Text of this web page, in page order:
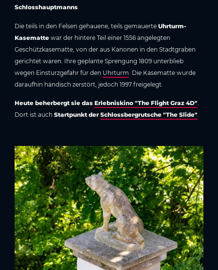
Schlosshauptmanns.
Die teils in den Felsen gehauene, teils gemauerte Uhrturm-
Kasematte war der hintere Teil einer 1556 angelegten
Geschützkasematte, von der aus Kanonen in den Stadtgraben
gerichtet waren. Ihre geplante Sprengung 1809 unterblieb
wegen Einsturzgefahr für den Uhrturm . Die Kasematte wurde
daraufhin händisch zerstört, jedoch 1997 freigelegt.
Heute beherbergt sie das Erlebniskino "The Flight Graz 4D".
Dort ist auch Startpunkt der Schlossbergrutsche "The Slide".